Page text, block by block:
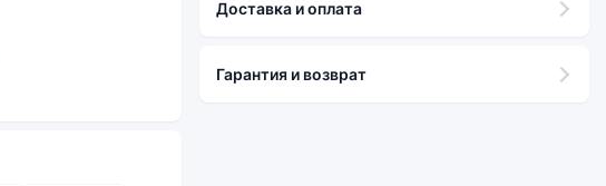
Доставка и оплата
Гарантия и возврат